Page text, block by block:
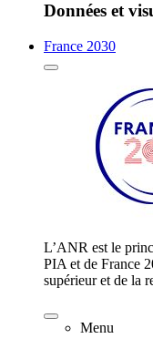
Données et
France 2030
L’ANR est le
PIA et de France
supérieur et de la
Menu